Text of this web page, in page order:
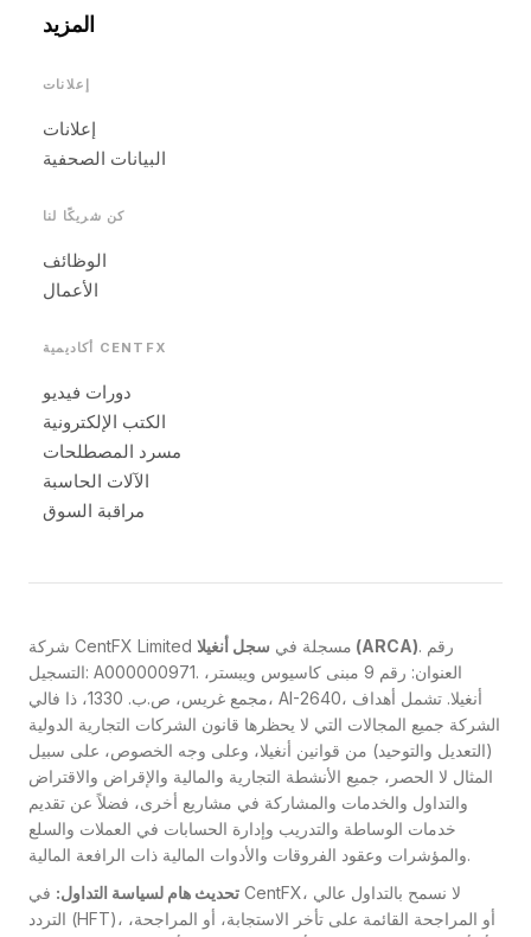
المزيد
إعلانات
إعلانات
البيانات الصحفية
كن شريكًا لنا
الوظائف
الأعمال
أكاديمية CENTFX
دورات فيديو
الكتب الإلكترونية
مسرد المصطلحات
الآلات الحاسبة
مراقبة السوق
شركة CentFX Limited مسجلة في سجل أنغيلا (ARCA). رقم
التسجيل: A000000971. العنوان: رقم 9 مبنى كاسيوس ويبستر،
مجمع غريس، ص.ب. 1330، ذا فالي، AI-2640، أنغيلا. تشمل أهداف
الشركة جميع المجالات التي لا يحظرها قانون الشركات التجارية الدولية
(التعديل والتوحيد) من قوانين أنغيلا، وعلى وجه الخصوص، على سبيل
المثال لا الحصر، جميع الأنشطة التجارية والمالية والإقراض والاقتراض
والتداول والخدمات والمشاركة في مشاريع أخرى، فضلاً عن تقديم
خدمات الوساطة والتدريب وإدارة الحسابات في العملات والسلع
والمؤشرات وعقود الفروقات والأدوات المالية ذات الرافعة المالية.
تحديث هام لسياسة التداول: في CentFX، لا نسمح بالتداول عالي
التردد (HFT)، أو المراجحة القائمة على تأخر الاستجابة، أو المراجحة،